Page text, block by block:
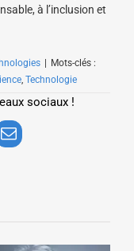
à l’inclusion et
| Mots-clés :
Technologie
sociaux !
Email